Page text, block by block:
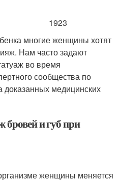
1923
многие женщины хотят
Нам часто задают
во время
сообщества по
доказанных медицинских
бровей и губ при
женщины меняется